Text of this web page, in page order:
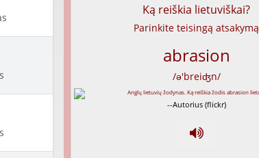
Ką reiškia lietuviškai?
Parinkite teisingą atsakymą
abrasion
/ə'breiʤn/
--Autorius (flickr)